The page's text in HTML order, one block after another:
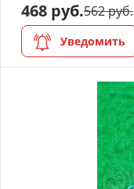
468 руб.562 руб.
Уведомить